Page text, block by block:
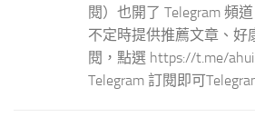
閱）也開了 Telegram 頻
不定時提供推薦文章、好
閱，點選 https://t.me/
Telegram 訂閱即可